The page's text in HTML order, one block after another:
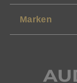
Marken